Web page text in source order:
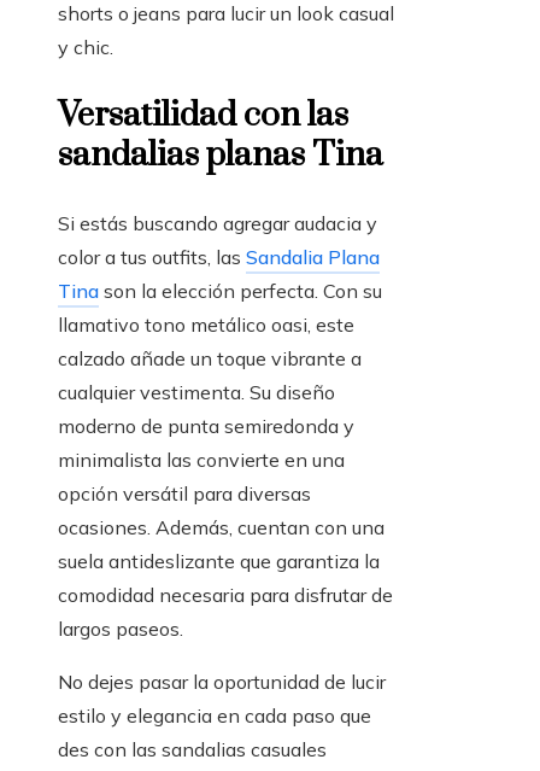
shorts o jeans para lucir un look casual
y chic.
Versatilidad con las
sandalias planas Tina
Si estás buscando agregar audacia y
color a tus outfits, las Sandalia Plana
Tina son la elección perfecta. Con su
llamativo tono metálico oasi, este
calzado añade un toque vibrante a
cualquier vestimenta. Su diseño
moderno de punta semiredonda y
minimalista las convierte en una
opción versátil para diversas
ocasiones. Además, cuentan con una
suela antideslizante que garantiza la
comodidad necesaria para disfrutar de
largos paseos.
No dejes pasar la oportunidad de lucir
estilo y elegancia en cada paso que
des con las sandalias casuales